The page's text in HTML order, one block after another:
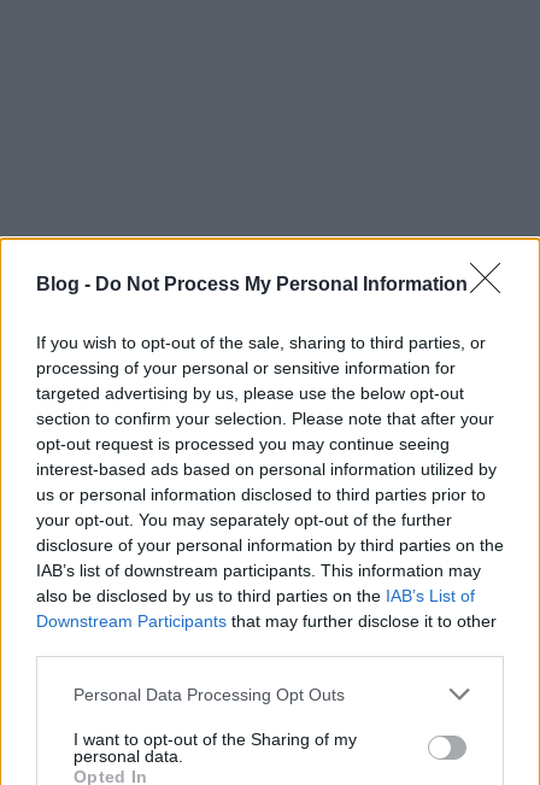
Blog - Do Not Process My Personal Information
If you wish to opt-out of the sale, sharing to third parties, or
processing of your personal or sensitive information for
targeted advertising by us, please use the below opt-out
section to confirm your selection. Please note that after your
opt-out request is processed you may continue seeing
interest-based ads based on personal information utilized by
us or personal information disclosed to third parties prior to
your opt-out. You may separately opt-out of the further
disclosure of your personal information by third parties on the
IAB’s list of downstream participants. This information may
also be disclosed by us to third parties on the IAB’s List of
Downstream Participants that may further disclose it to other
Please note that this website/app uses one or more Google
not limited to your visit or usage behaviour. You may click to
grant or deny consent to Google and its third-party tags to
Personal Data Processing Opt Outs
I want to opt-out of the Sharing of my
personal data.
Opted In
Taken By Trees - My Boys
Taken By Treesmögött az aVictoria Bergsmanáll,
aki a The Concretes énekesnője volt 2006-ig. A
videóról elsőre süt, hogy Skandináviában készült.
Könnyed, szellemes és képileg is hozza azt a
jellegzetes színvilágot. Hazudnék, ha azt állítanám,
hogy izgalmas a klip története, de azért kellemes
néznivaló.